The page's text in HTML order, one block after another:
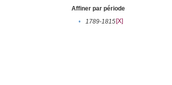
Affiner par période
•
1789-1815[X]